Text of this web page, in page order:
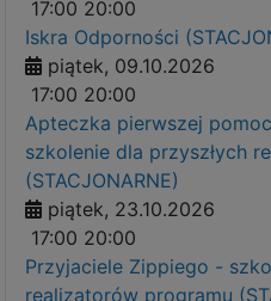
17:00 20:00
Iskra Odporności
piątek, 09.10.2026
17:00 20:00
Apteczka pierwszej
szkolenie dla przyszłych
(STACJONARNE)
piątek, 23.10.2026
17:00 20:00
Przyjaciele Zippiego -
realizatorów programu